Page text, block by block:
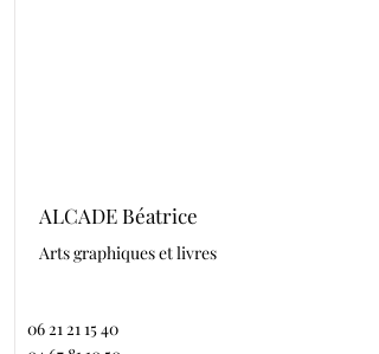
ALCADE Béatrice
Arts graphiques et livres
06 21 21 15 40